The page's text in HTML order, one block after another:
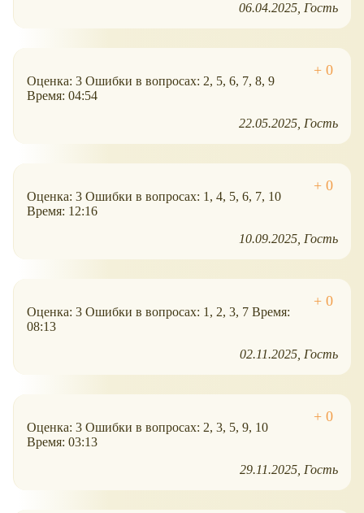
06.04.2025 Гость
Оценка: 3 Ошибки в вопросах: 2, 5, 6, 7, 8, 9
Время: 04:54
22.05.2025 Гость
Оценка: 3 Ошибки в вопросах: 1, 4, 5, 6, 7, 10
Время: 12:16
10.09.2025 Гость
Оценка: 3 Ошибки в вопросах: 1, 2, 3, 7 Время:
08:13
02.11.2025 Гость
Оценка: 3 Ошибки в вопросах: 2, 3, 5, 9, 10
Время: 03:13
29.11.2025 Гость